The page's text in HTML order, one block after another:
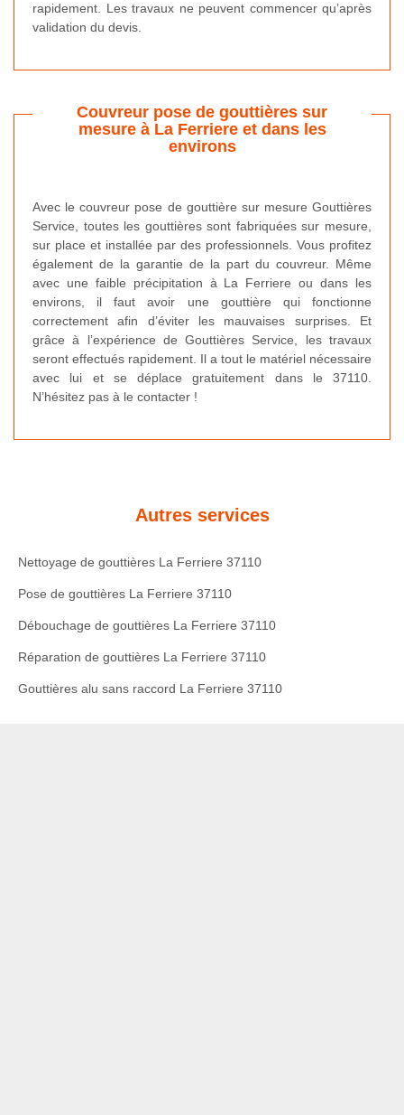
rapidement. Les travaux ne peuvent commencer qu’après
validation du devis.
Couvreur pose de gouttières sur
mesure à La Ferriere et dans les
environs
Avec le couvreur pose de gouttière sur mesure Gouttières
Service, toutes les gouttières sont fabriquées sur mesure,
sur place et installée par des professionnels. Vous profitez
également de la garantie de la part du couvreur. Même
avec une faible précipitation à La Ferriere ou dans les
environs, il faut avoir une gouttière qui fonctionne
correctement afin d’éviter les mauvaises surprises. Et
grâce à l’expérience de Gouttières Service, les travaux
seront effectués rapidement. Il a tout le matériel nécessaire
avec lui et se déplace gratuitement dans le 37110.
N’hésitez pas à le contacter !
Autres services
Nettoyage de gouttières La Ferriere 37110
Pose de gouttières La Ferriere 37110
Débouchage de gouttières La Ferriere 37110
Réparation de gouttières La Ferriere 37110
Gouttières alu sans raccord La Ferriere 37110